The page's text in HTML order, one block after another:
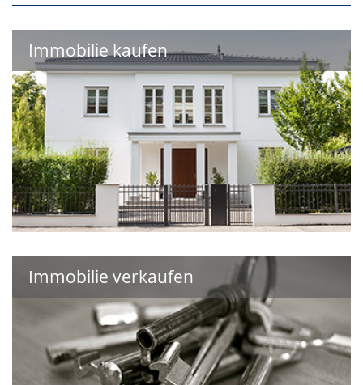
Immobilie kaufen
Immobilie verkaufen